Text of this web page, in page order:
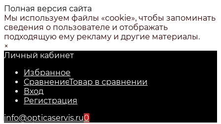
Полная версия сайта
Мы используем файлы «cookie», чтобы запоминать
сведения о пользователе и отображать
подходящую ему рекламу и другие материалы.
×
Личный кабинет
Избранное
СравнениеТовар в сравнении
Вход
Регистрация
info@opticaservis.ru0